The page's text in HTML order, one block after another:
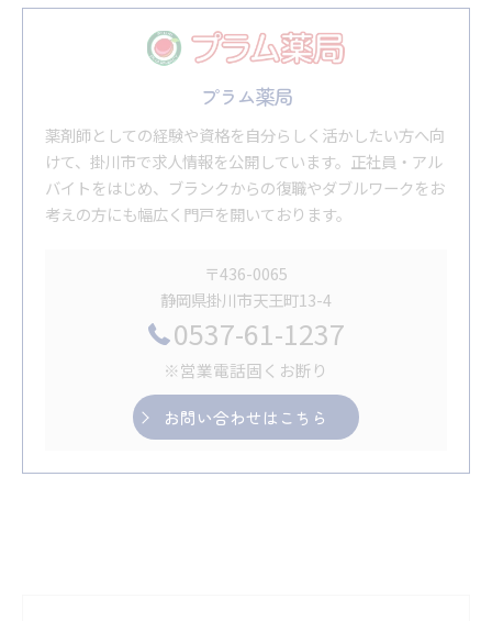
プラム薬局
薬剤師としての経験や資格を自分らしく活かしたい方へ向
けて、掛川市で求人情報を公開しています。正社員・アル
バイトをはじめ、ブランクからの復職やダブルワークをお
考えの方にも幅広く門戸を開いております。
〒436-0065
静岡県掛川市天王町13-4
0537-61-1237
※営業電話固くお断り
お問い合わせはこちら